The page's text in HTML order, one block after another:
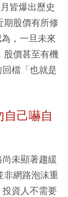
皆爆出歷史
期股價有所修
，一旦未來
股價甚至有機
檔「也就是
己嚇自
未顯著趨緩
非網路泡沫重
資人不需要